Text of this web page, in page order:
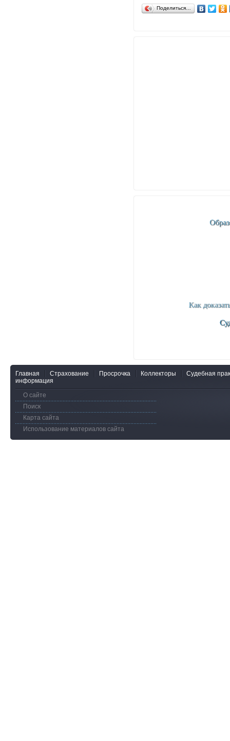
Поделиться…
Главная Страхование Просрочка Коллекторы
Судебная
информация
О сайте
Поиск
Карта сайта
Использование материалов сайта